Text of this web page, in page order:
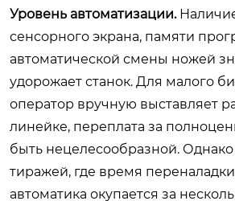
Уровень автоматизации.
сенсорного экрана, памяти
автоматической смены ножей
удорожает станок. Для малого
оператор вручную выставляет
линейке, переплата за
быть нецелесообразной.
тиражей, где время
автоматика окупается за